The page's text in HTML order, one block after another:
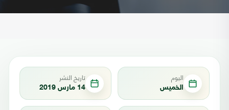
اليوم
الخميس
تاريخ النشر
14 مارس 2019